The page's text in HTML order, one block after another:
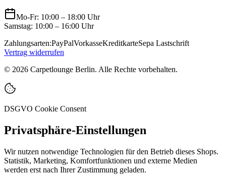
Mo-Fr: 10:00 – 18:00 Uhr
Samstag: 10:00 – 16:00 Uhr
Zahlungsarten:PayPalVorkasseKreditkarteSepa Lastschrift
Vertrag widerrufen
© 2026 Carpetlounge Berlin. Alle Rechte vorbehalten.
DSGVO Cookie Consent
Privatsphäre-Einstellungen
Wir nutzen notwendige Technologien für den Betrieb dieses Shops.
Statistik, Marketing, Komfortfunktionen und externe Medien
werden erst nach Ihrer Zustimmung geladen.